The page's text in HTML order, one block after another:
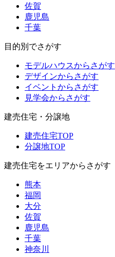
佐賀
鹿児島
千葉
目的別でさがす
モデルハウスからさがす
デザインからさがす
イベントからさがす
見学会からさがす
建売住宅・分譲地
建売住宅TOP
分譲地TOP
建売住宅をエリアからさがす
熊本
福岡
大分
佐賀
鹿児島
千葉
神奈川